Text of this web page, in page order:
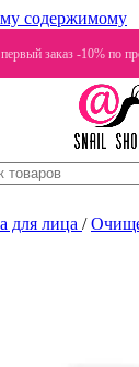
содержимому
заказ -10% по
для лица /